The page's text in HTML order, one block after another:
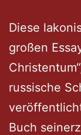
Diese
großen
russische
Buch